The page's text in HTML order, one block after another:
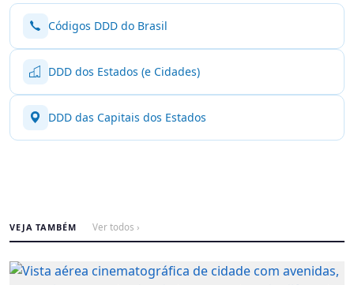
Códigos DDD do Brasil
DDD dos Estados (e Cidades)
DDD das Capitais dos Estados
VEJA TAMBÉM Ver todos ›